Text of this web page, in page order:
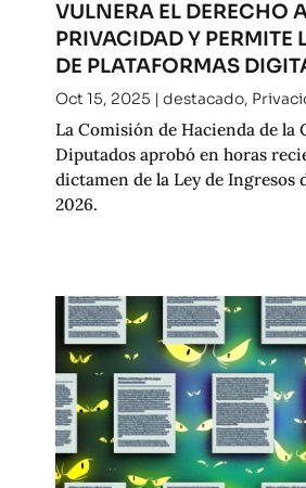
VULNERA EL DERECHO
PRIVACIDAD Y PERMITE
DE PLATAFORMAS
Oct 15, 2025 | destacado,
La Comisión de Hacienda de la
Diputados aprobó en horas
dictamen de la Ley de Ingresos
2026.